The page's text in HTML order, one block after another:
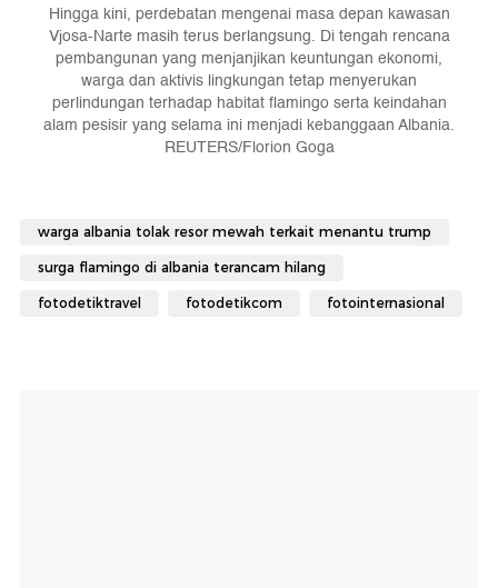
Hingga kini, perdebatan mengenai masa depan kawasan
Vjosa-Narte masih terus berlangsung. Di tengah rencana
pembangunan yang menjanjikan keuntungan ekonomi,
warga dan aktivis lingkungan tetap menyerukan
perlindungan terhadap habitat flamingo serta keindahan
alam pesisir yang selama ini menjadi kebanggaan Albania.
REUTERS/Florion Goga
warga albania tolak resor mewah terkait menantu trump
surga flamingo di albania terancam hilang
fotodetiktravel fotodetikcom fotointernasional